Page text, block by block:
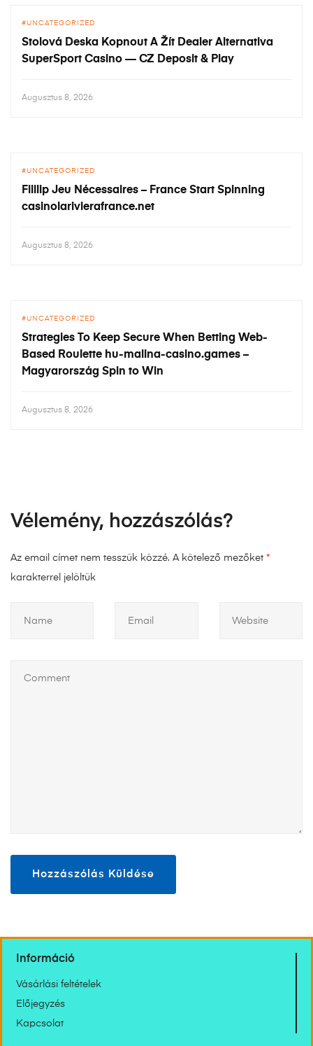
UNCATEGORIZED
Stolová Deska Kopnout A Žít Dealer Alternativa
SuperSport Casino — CZ Deposit & Play
Augusztus 8, 2026
UNCATEGORIZED
Filllip Jeu Nécessaires – France Start Spinning
casinolarivierafrance.net
Augusztus 8, 2026
UNCATEGORIZED
Strategies To Keep Secure When Betting Web-
Based Roulette hu-malina-casino.games –
Magyarország Spin to Win
Augusztus 8, 2026
Vélemény, hozzászólás?
Az email címet nem tesszük közzé. A kötelező mezőket *
karakterrel jelöltük
Információ
Vásárlási feltételek
Előjegyzés
Kapcsolat